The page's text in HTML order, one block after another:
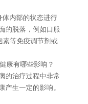
体内部的状态进行
的脱落，例如口服
素等免疫调节剂或
康有哪些影响？
的治疗过程中非常
产生一定的影响。